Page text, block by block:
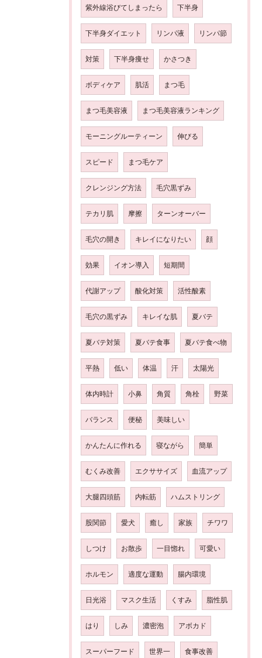
紫外線浴びてしまったら 下半身
下半身ダイエット リンパ液 リンパ節
対策 下半身痩せ かさつき
ボディケア 肌活 まつ毛
まつ毛美容液 まつ毛美容液ランキング
モーニングルーティーン 伸びる
スピード まつ毛ケア
クレンジング方法 毛穴黒ずみ
テカリ肌 摩擦 ターンオーバー
毛穴の開き キレイになりたい 顔
効果 イオン導入 短期間
代謝アップ 酸化対策 活性酸素
毛穴の黒ずみ キレイな肌 夏バテ
夏バテ対策 夏バテ食事 夏バテ食べ物
平熱 低い 体温 汗 太陽光
体内時計 小鼻 角質 角栓 野菜
バランス 便秘 美味しい
かんたんに作れる 寝ながら 簡単
むくみ改善 エクササイズ 血流アップ
大腿四頭筋 内転筋 ハムストリング
股関節 愛犬 癒し 家族 チワワ
しつけ お散歩 一目惚れ 可愛い
ホルモン 適度な運動 腸内環境
日光浴 マスク生活 くすみ 脂性肌
はり しみ 濃密泡 アボカド
スーパーフード 世界一 食事改善